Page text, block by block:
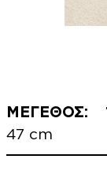
ΜΕΓΕΘΟΣ:
47 cm